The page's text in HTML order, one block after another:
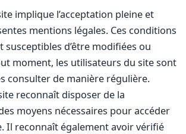
implique l’acceptation pleine et
mentions légales. Ces conditions
susceptibles d’être modifiées ou
moment, les utilisateurs du site sont
consulter de manière régulière.
reconnaît disposer de la
moyens nécessaires pour accéder
Il reconnaît également avoir vérifié